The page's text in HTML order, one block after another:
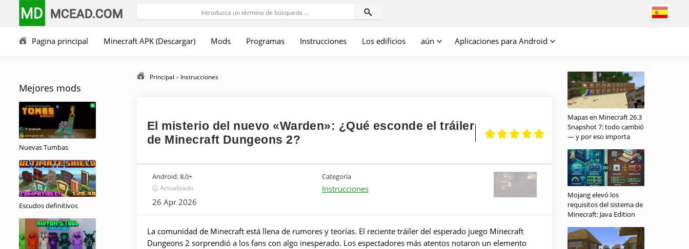
MD MCEAD.COM
Pagina principal Minecraft APK (Descargar) Mods Programas Instrucciones Los edificios aún Aplicaciones para Android
Mejores mods
Nuevas Tumbas
Escudos definitivos
Principal » Instrucciones
El misterio del nuevo «Warden»: ¿Qué esconde el tráiler
de Minecraft Dungeons 2?
Android:8,0+
🕣 Actualizado
26 Apr 2026
Categoría
Instrucciones
La comunidad de Minecraft está llena de rumores y teorías. El reciente tráiler del esperado juego Minecraft
Dungeons 2 sorprendió a los fans con algo inesperado. Los espectadores más atentos notaron un elemento
Mapas en Minecraft 26.3
Snapshot 7: todo cambió
— y por eso importa
Mojang elevó los
requisitos del sistema de
Minecraft: Java Edition